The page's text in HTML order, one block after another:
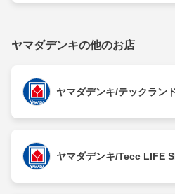
ヤマダデンキの他のお店
ヤマダデンキ/テックラン
ヤマダデンキ/Tecc LIFE